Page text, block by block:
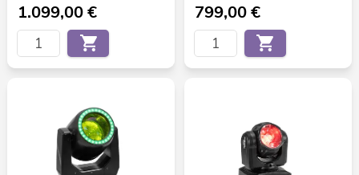
1.099,00€ 799,00€